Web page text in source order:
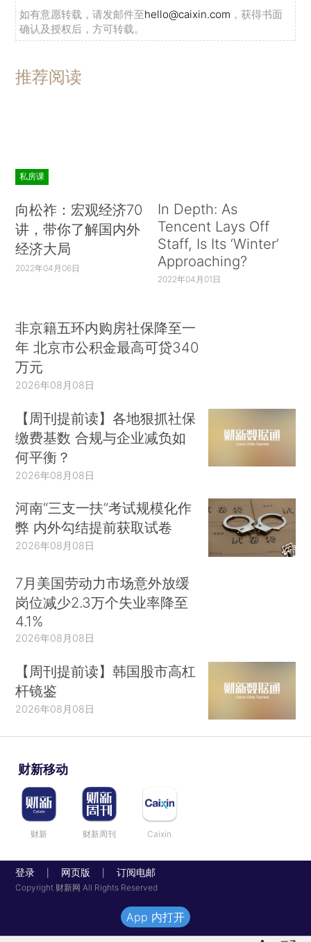
如有意愿转载，请发邮件至hello@caixin.com ，获得书面
确认及授权后，方可转载。
推荐阅读
私房课
向松祚：宏观经济70
讲，带你了解国内外
经济大局
2022年04月06日
In Depth: As
Tencent Lays Off
Staff, Is Its ‘Winter’
Approaching?
2022年04月01日
非京籍五环内购房社保降至一
年 北京市公积金最高可贷340
万元
2026年08月08日
【周刊提前读】各地狠抓社保
缴费基数 合规与企业减负如
何平衡？
2026年08月08日
河南“三支一扶”考试规模化作
弊 内外勾结提前获取试卷
2026年08月08日
7月美国劳动力市场意外放缓
岗位减少2.3万个失业率降至
4.1%
2026年08月08日
【周刊提前读】韩国股市高杠
杆镜鉴
2026年08月08日
财新移动
财新 财新周刊 Caixin
登录 网页版 订阅电邮
Copyright 财新网 All Rights Reserved
App 内打开